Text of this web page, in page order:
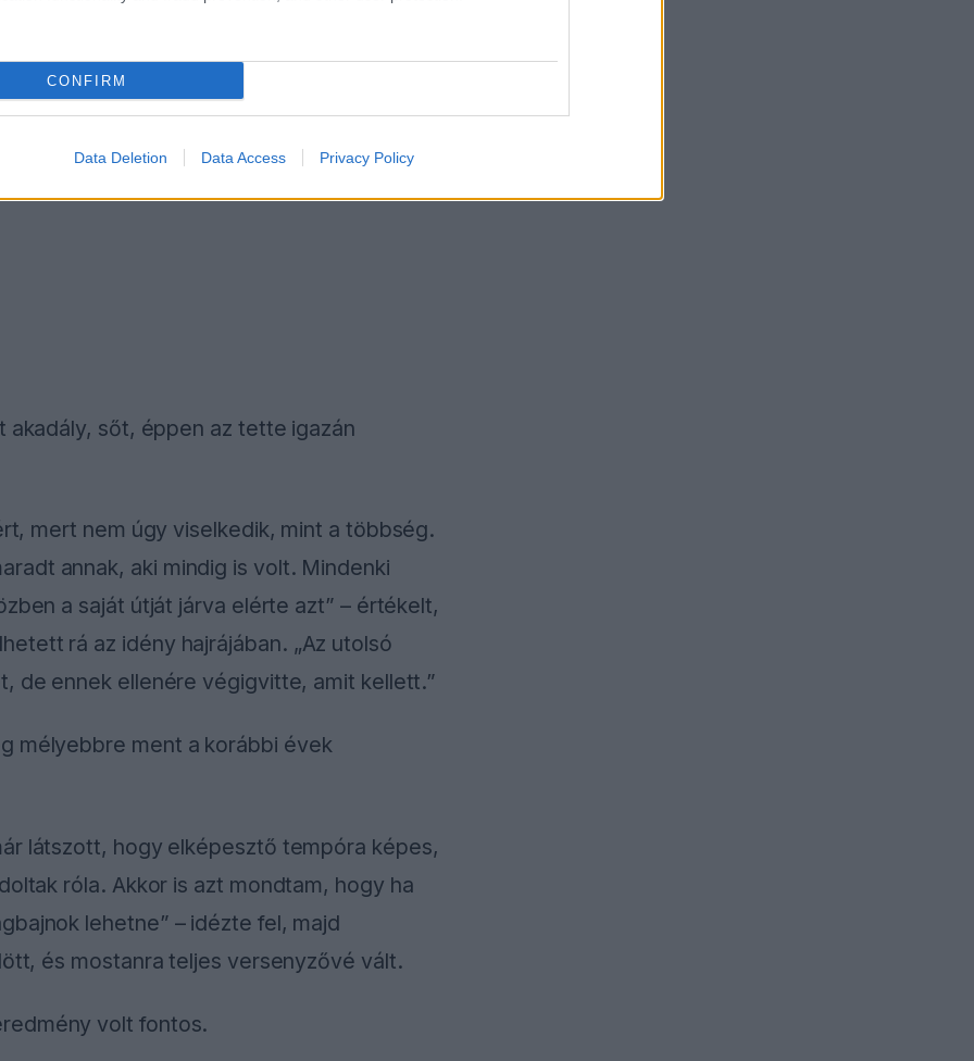
CONFIRM
Data Deletion Data Access Privacy Policy
akadály, sőt, éppen az tette igazán
mert nem úgy viselkedik, mint a többség.
annak, aki mindig is volt. Mindenki
a saját útját járva elérte azt” – értékelt,
rá az idény hajrájában. „Az utolsó
de ennek ellenére végigvitte, amit kellett.”
mélyebbre ment a korábbi évek
látszott, hogy elképesztő tempóra képes,
róla. Akkor is azt mondtam, hogy ha
lehetne” – idézte fel, majd
és mostanra teljes versenyzővé vált.
volt fontos.